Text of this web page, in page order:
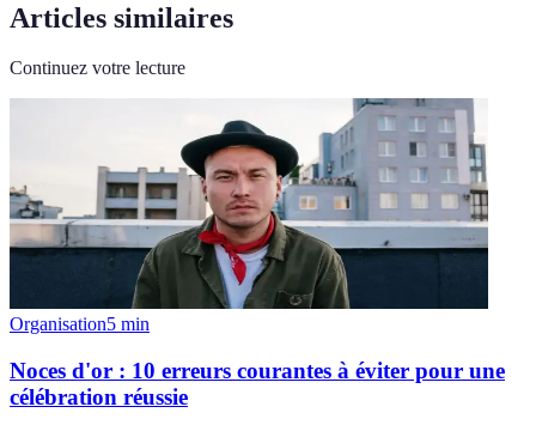
Articles similaires
Continuez votre lecture
Organisation5 min
Noces d'or : 10 erreurs courantes à éviter pour une
célébration réussie